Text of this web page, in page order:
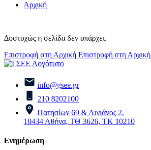
Αρχική
Δυστυχώς η σελίδα δεν υπάρχει.
Επιστροφή στη Αρχική Επιστροφή στη Αρχική
info@gsee.gr
210 8202100
Πατησίων 69 & Αινιάνος 2,
10434 Αθήνα, ΤΘ 3626, ΤΚ 10210
Ενημέρωση